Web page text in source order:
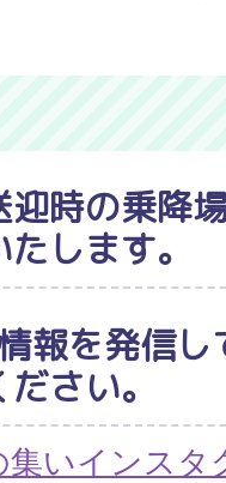
時の乗降
します。
報を発信
さい。
いインスタ